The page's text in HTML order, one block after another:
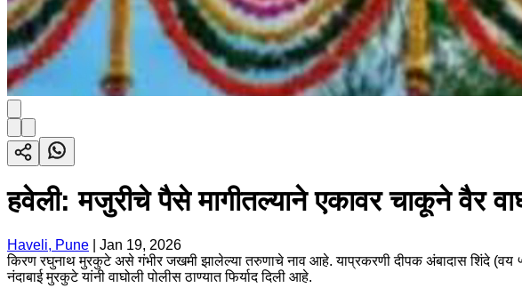
हवेली: मजुरीचे पैसे मागीतल्याने एकावर चाकूने वैर
Haveli, Pune
Jan 19, 2026
किरण रघुनाथ मुरकुटे असे गंभीर जखमी झालेल्या तरुणाचे नाव आहे. याप्रकरणी दीपक अंबादास शिंदे
नंदाबाई मुरकुटे यांनी वाघोली पोलीस ठाण्यात फिर्याद दिली आहे.